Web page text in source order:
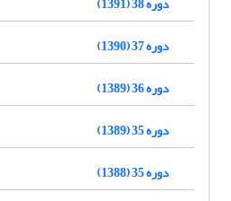
دوره 37 (1390)
دوره 36 (1389)
دوره 35 (1389)
دوره 35 (1388)